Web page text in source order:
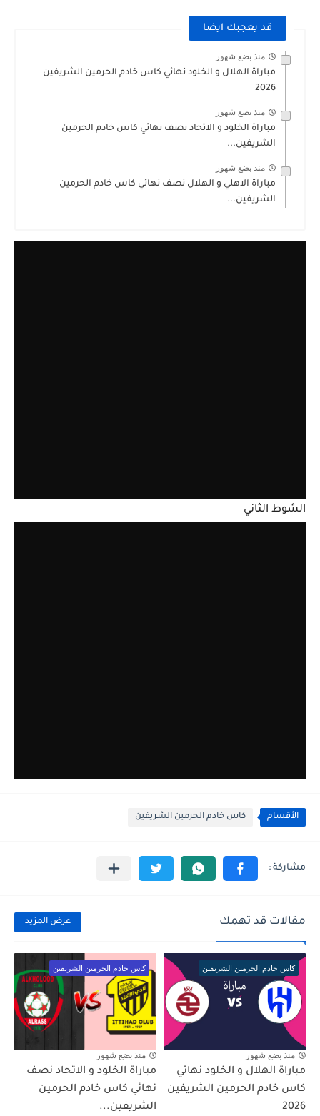
قد يعجبك ايضا
منذ بضع شهور
مباراة الهلال و الخلود نهائي كاس خادم الحرمين الشريفين
2026
منذ بضع شهور
مباراة الخلود و الاتحاد نصف نهائي كاس خادم الحرمين
الشريفين...
منذ بضع شهور
مباراة الاهلي و الهلال نصف نهائي كاس خادم الحرمين
الشريفين...
الشوط الثاني
الأقسام كاس خادم الحرمين الشريفين
مقالات قد تهمك عرض المزيد
كاس خادم الحرمين الشريفين
منذ بضع شهور
مباراة الهلال و الخلود نهائي
كاس خادم الحرمين الشريفين
2026
كاس خادم الحرمين الشريفين
منذ بضع شهور
مباراة الخلود و الاتحاد نصف
نهائي كاس خادم الحرمين
الشريفين...